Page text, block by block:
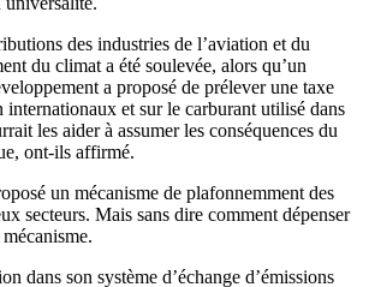
des industries de l’aviation et du
du climat a été soulevée, alors qu’un
a proposé de prélever une taxe
internationaux et sur le carburant utilisé dans
les aider à assumer les conséquences du
ont-ils affirmé.
un mécanisme de plafonnemment des
secteurs. Mais sans dire comment dépenser
dans son système d’échange d’émissions